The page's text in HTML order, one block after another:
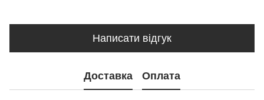
Написати відгук
Доставка Оплата